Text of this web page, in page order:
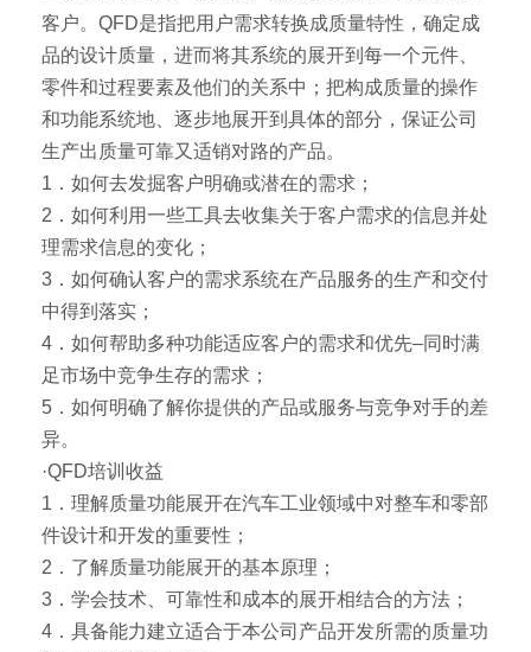
客户。QFD是指把用户需求转换成质量特性，确定成
品的设计质量，进而将其系统的展开到每一个元件、
零件和过程要素及他们的关系中；把构成质量的操作
和功能系统地、逐步地展开到具体的部分，保证公司
生产出质量可靠又适销对路的产品。
1．如何去发掘客户明确或潜在的需求；
2．如何利用一些工具去收集关于客户需求的信息并处
理需求信息的变化；
3．如何确认客户的需求系统在产品服务的生产和交付
中得到落实；
4．如何帮助多种功能适应客户的需求和优先–同时满
足市场中竞争生存的需求；
5．如何明确了解你提供的产品或服务与竞争对手的差
异。
·QFD培训收益
1．理解质量功能展开在汽车工业领域中对整车和零部
件设计和开发的重要性；
2．了解质量功能展开的基本原理；
3．学会技术、可靠性和成本的展开相结合的方法；
4．具备能力建立适合于本公司产品开发所需的质量功